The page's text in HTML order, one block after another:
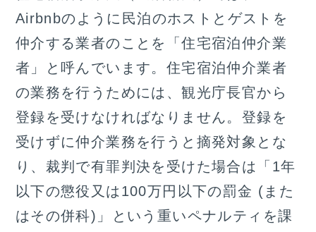
Airbnbのように民泊のホストとゲストを
仲介する業者のことを「住宅宿泊仲介業
者」と呼んでいます。住宅宿泊仲介業者
の業務を行うためには、観光庁長官から
登録を受けなければなりません。登録を
受けずに仲介業務を行うと摘発対象とな
り、裁判で有罪判決を受けた場合は「1年
以下の懲役又は100万円以下の罰金 (また
はその併科)」という重いペナルティを課